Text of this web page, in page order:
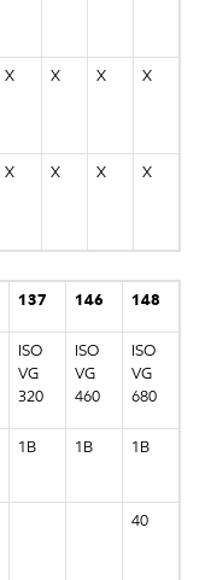
X X X X
X X X X
137 146 148
ISO
VG
320
ISO
VG
460
ISO
VG
680
1B 1B 1B
40